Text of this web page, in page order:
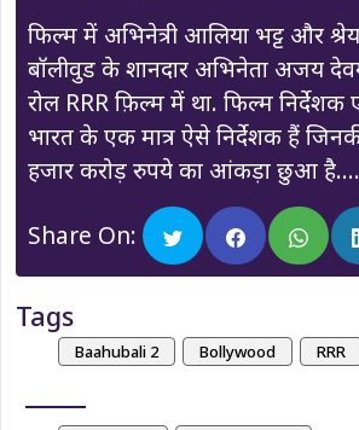
फिल्म में अभिनेत्री आलिया भट्ट और
बॉलीवुड के शानदार अभिनेता अजय
रोल RRR फ़िल्म में था. फिल्म निर्देशक
भारत के एक मात्र ऐसे निर्देशक हैं
हजार करोड़ रुपये का आंकड़ा छुआ है….
Share On:
Tags
Baahubali 2 Bollywood RRR